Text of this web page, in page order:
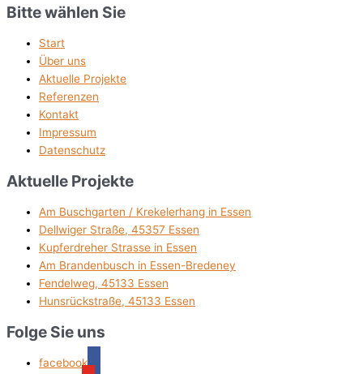
Bitte wählen Sie
Start
Über uns
Aktuelle Projekte
Referenzen
Kontakt
Impressum
Datenschutz
Aktuelle Projekte
Am Buschgarten / Krekelerhang in Essen
Dellwiger Straße, 45357 Essen
Kupferdreher Strasse in Essen
Am Brandenbusch in Essen-Bredeney
Fendelweg, 45133 Essen
Hunsrückstraße, 45133 Essen
Folge Sie uns
facebook